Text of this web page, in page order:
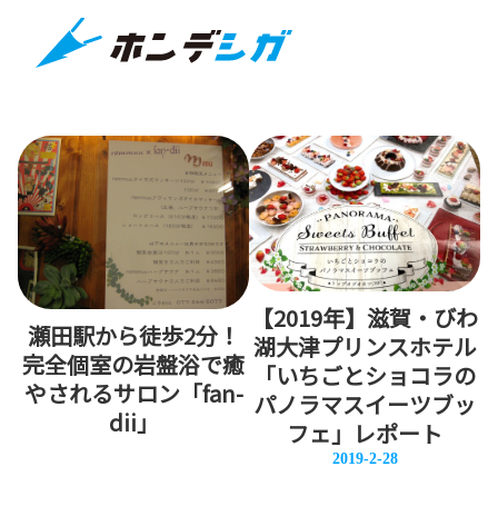
瀬田駅から徒歩2分！
完全個室の岩盤浴で癒
やされるサロン「fan-
dii」
【2019年】滋賀・びわ
湖大津プリンスホテル
「いちごとショコラの
パノラマスイーツブッ
フェ」レポート
2019-2-28